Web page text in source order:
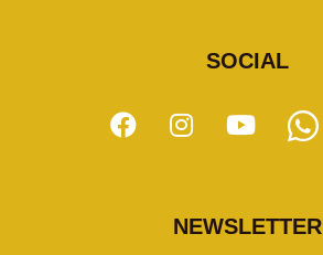
SOCIAL
NEWSLETTER